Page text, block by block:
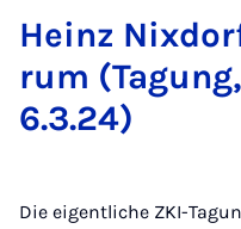
Heinz
rum
6.3.24)
Die eigentliche ZKI-